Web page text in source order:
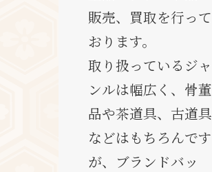
販売、買取を行って
おります。
取り扱っているジャ
ンルは幅広く、骨董
品や茶道具、古道具
などはもちろんです
が、ブランドバッ